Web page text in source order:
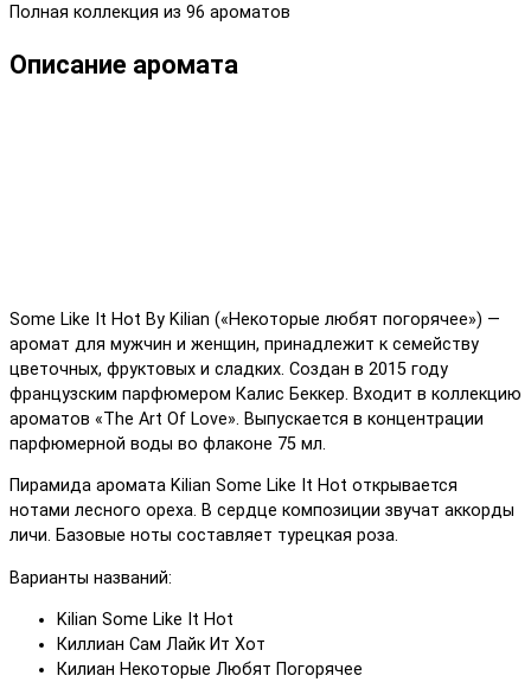
Полная коллекция из 96 ароматов
Описание аромата
Some Like It Hot By Kilian («Некоторые любят погорячее») —
аромат для мужчин и женщин, принадлежит к семейству
цветочных, фруктовых и сладких. Создан в 2015 году
французским парфюмером Калис Беккер. Входит в коллекцию
ароматов «The Art Of Love». Выпускается в концентрации
парфюмерной воды во флаконе 75 мл.
Пирамида аромата Kilian Some Like It Hot открывается
нотами лесного ореха. В сердце композиции звучат аккорды
личи. Базовые ноты составляет турецкая роза.
Варианты названий:
Kilian Some Like It Hot
Киллиан Сам Лайк Ит Хот
Килиан Некоторые Любят Погорячее